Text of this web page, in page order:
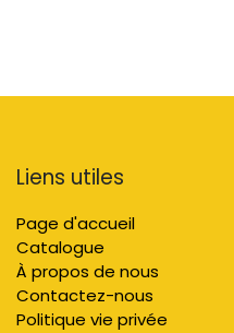
Liens utiles
Page d'accueil
Catalogue
À propos de nous
Contactez-nous
Politique vie privée